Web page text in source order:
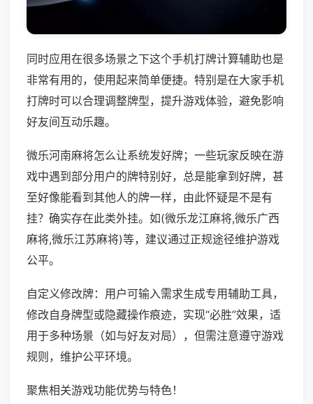
同时应用在很多场景之下这个手机打牌计算辅助也是
非常有用的，使用起来简单便捷。特别是在大家手机
打牌时可以合理调整牌型，提升游戏体验，避免影响
好友间互动乐趣。
微乐河南麻将怎么让系统发好牌；一些玩家反映在游
戏中遇到部分用户的牌特别好，总是能拿到好牌，甚
至好像能看到其他人的牌一样，由此怀疑是不是有
挂？确实存在此类外挂。如(微乐龙江麻将,微乐广西
麻将,微乐江苏麻将)等，建议通过正规途径维护游戏
公平。
自定义修改牌：用户可输入需求生成专用辅助工具，
修改自身牌型或隐藏操作痕迹，实现“必胜”效果，适
用于多种场景（如与好友对局），但需注意遵守游戏
规则，维护公平环境。
聚焦相关游戏功能优势与特色！